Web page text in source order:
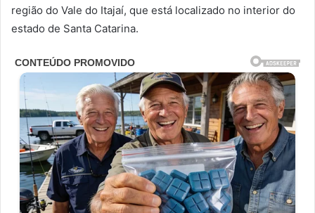
região do Vale do Itajaí, que está localizado no interior do
estado de Santa Catarina.